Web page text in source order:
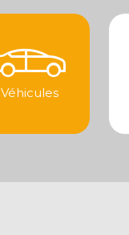
Véhicules